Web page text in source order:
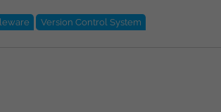
Version Control System